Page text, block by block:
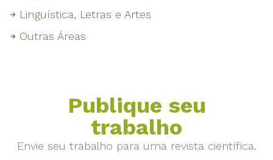
Linguística, Letras e Artes
Outras Áreas
Publique seu
trabalho
Envie seu trabalho para uma revista científica.